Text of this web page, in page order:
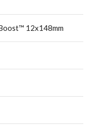
12x148mm